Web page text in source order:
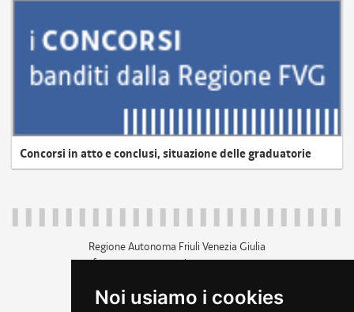
Noi usiamo i cookies
Concorsi in atto e conclusi, situazione delle graduatorie
Regione Autonoma Friuli Venezia Giulia
c.f. 80014930327; p.iva 00526040324
+39 040 3771111